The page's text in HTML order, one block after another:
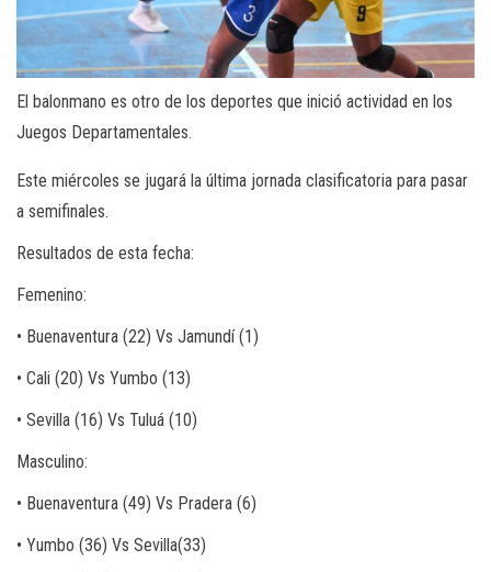
El balonmano es otro de los deportes que inició actividad en los
Juegos Departamentales.
Este miércoles se jugará la última jornada clasificatoria para pasar
a semifinales.
Resultados de esta fecha:
Femenino:
• Buenaventura (22) Vs Jamundí (1)
• Cali (20) Vs Yumbo (13)
• Sevilla (16) Vs Tuluá (10)
Masculino:
• Buenaventura (49) Vs Pradera (6)
• Yumbo (36) Vs Sevilla(33)